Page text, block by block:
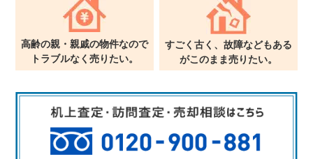
高齢の親・親戚の物件なので
トラブルなく売りたい。
すごく古く、故障などもある
がこのまま売りたい。